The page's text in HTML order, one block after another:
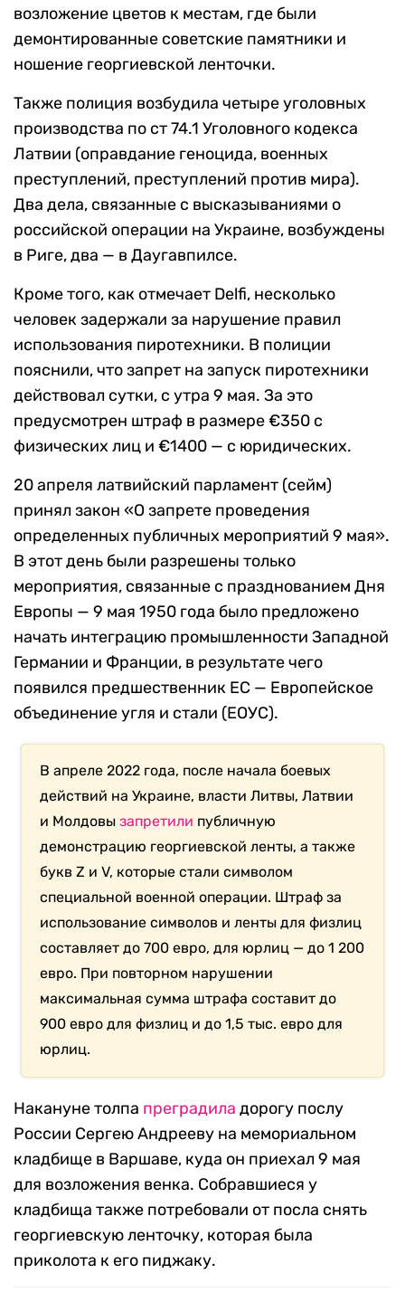
возложение цветов к местам, где были
демонтированные советские памятники и
ношение георгиевской ленточки.
Также полиция возбудила четыре уголовных
производства по ст 74.1 Уголовного кодекса
Латвии (оправдание геноцида, военных
преступлений, преступлений против мира).
Два дела, связанные с высказываниями о
российской операции на Украине, возбуждены
в Риге, два — в Даугавпилсе.
Кроме того, как отмечает Delfi, несколько
человек задержали за нарушение правил
использования пиротехники. В полиции
пояснили, что запрет на запуск пиротехники
действовал сутки, с утра 9 мая. За это
предусмотрен штраф в размере €350 с
физических лиц и €1400 — с юридических.
20 апреля латвийский парламент (сейм)
принял закон «О запрете проведения
определенных публичных мероприятий 9 мая».
В этот день были разрешены только
мероприятия, связанные с празднованием Дня
Европы — 9 мая 1950 года было предложено
начать интеграцию промышленности Западной
Германии и Франции, в результате чего
появился предшественник ЕС — Европейское
объединение угля и стали (ЕОУС).
В апреле 2022 года, после начала боевых
действий на Украине, власти Литвы, Латвии
и Молдовызапретили публичную
демонстрацию георгиевской ленты, а также
букв Z и V, которые стали символом
специальной военной операции. Штраф за
использование символов и ленты для физлиц
составляет до 700 евро, для юрлиц — до 1 200
евро. При повторном нарушении
максимальная сумма штрафа составит до
900 евро для физлиц и до 1,5 тыс. евро для
юрлиц.
Накануне толпа преградила дорогу послу
России Сергею Андрееву на мемориальном
кладбище в Варшаве, куда он приехал 9 мая
для возложения венка. Собравшиеся у
кладбища также потребовали от посла снять
георгиевскую ленточку, которая была
приколота к его пиджаку.